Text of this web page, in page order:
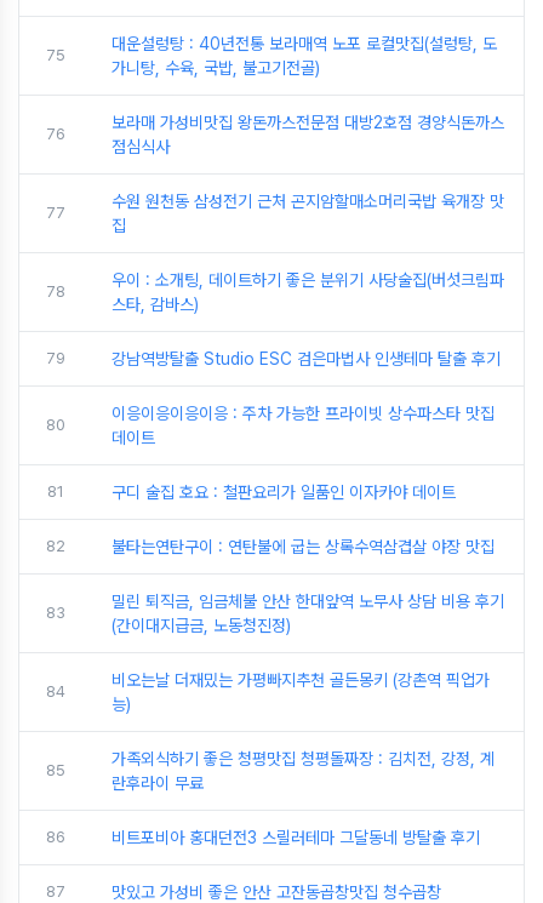
75
대운설렁탕 : 40년전통 보라매역 노포 로컬맛집(설렁탕, 도
가니탕, 수육, 국밥, 불고기전골)
76
보라매 가성비맛집 왕돈까스전문점 대방2호점 경양식돈까스
점심식사
77
수원 원천동 삼성전기 근처 곤지암할매소머리국밥 육개장 맛
집
78
우이 : 소개팅, 데이트하기 좋은 분위기 사당술집(버섯크림파
스타, 감바스)
79 강남역방탈출 Studio ESC 검은마법사 인생테마 탈출 후기
80
이응이응이응이응 : 주차 가능한 프라이빗 상수파스타 맛집
데이트
81 구디 술집 호요 : 철판요리가 일품인 이자카야 데이트
82 불타는연탄구이 : 연탄불에 굽는 상록수역삼겹살 야장 맛집
83
밀린 퇴직금, 임금체불 안산 한대앞역 노무사 상담 비용 후기
(간이대지급금, 노동청진정)
84
비오는날 더재밌는 가평빠지추천 골든몽키 (강촌역 픽업가
능)
85
가족외식하기 좋은 청평맛집 청평돌짜장 : 김치전, 강정, 계
란후라이 무료
86 비트포비아 홍대던전3 스릴러테마 그달동네 방탈출 후기
87 맛있고 가성비 좋은 안산 고잔동곱창맛집 청수곱창